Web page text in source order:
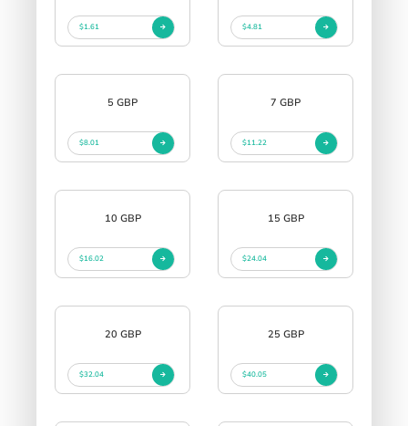
$1.61 $4.81
5 GBP
$8.01
7 GBP
$11.22
10 GBP
$16.02
15 GBP
$24.04
20 GBP
$32.04
25 GBP
$40.05